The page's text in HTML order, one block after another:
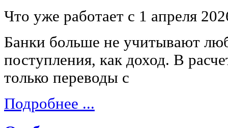
Что уже работает с 1 апреля
Банки больше не учитывают
поступления, как доход. В
только переводы с
Подробнее ...